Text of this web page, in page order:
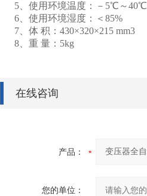
5、使用环境温度：－5℃～40℃
6、使用环境湿度：＜85%
7、体 积：430×320×215 mm3
8、重 量： 5kg
在线咨询
产品：
您的单位：